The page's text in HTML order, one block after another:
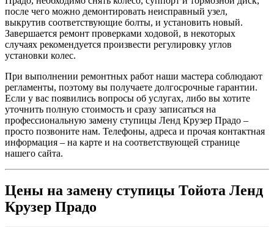
после чего можно демонтировать неисправный узел,
выкрутив соответствующие болты, и установить новый.
Завершается ремонт проверками ходовой, в некоторых
случаях рекомендуется произвести регулировку углов
установки колес.
При выполнении ремонтных работ наши мастера соблюдают
регламенты, поэтому вы получаете долгосрочные гарантии.
Если у вас появились вопросы об услугах, либо вы хотите
уточнить полную стоимость и сразу записаться на
профессиональную замену ступицы Ленд Крузер Прадо –
просто позвоните нам. Телефоны, адреса и прочая контактная
информация – на карте и на соответствующей странице
нашего сайта.
Цены на замену ступицы Тойота Ленд
Крузер Прадо